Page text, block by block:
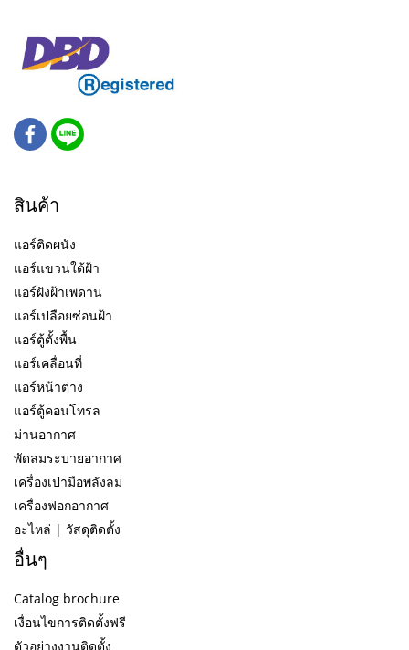
สินค้า
แอร์ติดผนัง
แอร์แขวนใต้ฝ้า
แอร์ฝังฝ้าเพดาน
แอร์เปลือยซ่อนฝ้า
แอร์ตู้ตั้งพื้น
แอร์เคลื่อนที่
แอร์หน้าต่าง
แอร์ตู้คอนโทรล
ม่านอากาศ
พัดลมระบายอากาศ
เครื่องเป่ามือพลังลม
เครื่องฟอกอากาศ
อะไหล่ | วัสดุติดตั้ง
อื่นๆ
Catalog brochure
เงื่อนไขการติดตั้งฟรี
ตัวอย่างงานติดตั้ง